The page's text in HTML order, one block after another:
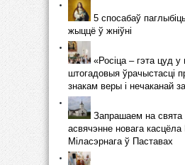
5 спосабаў
жыццё ў жніўні
«Росіца – гэта цуд у
штогадовыя ўрачыстасці
знакам веры і нечаканай
Запрашаем на
асвячэнне новага касцёла
Міласэрнага ў Паставах